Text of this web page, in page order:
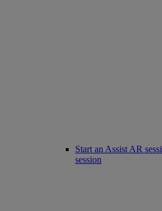
Start an Assist AR
session